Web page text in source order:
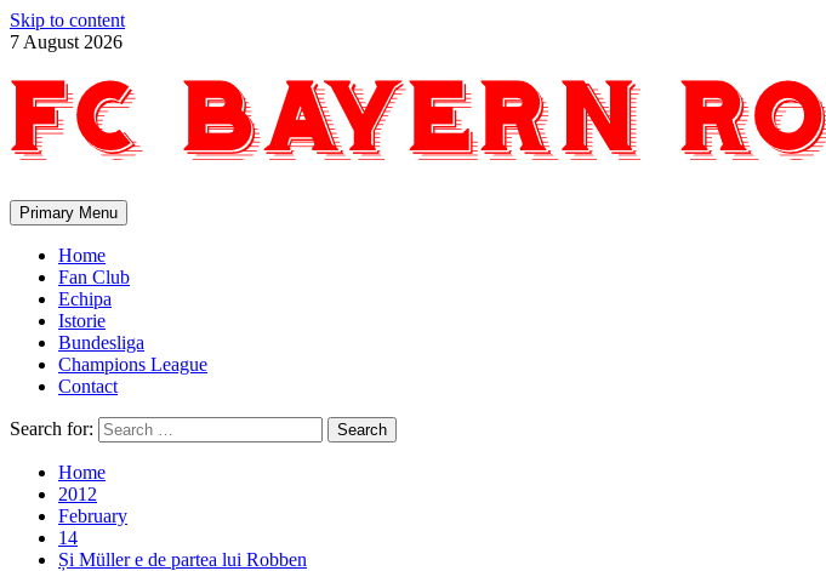
Skip to content
7 August 2026
Primary Menu
Home
Fan Club
Echipa
Istorie
Bundesliga
Champions League
Contact
Search for:
Home
2012
February
14
Și Müller e de partea lui Robben